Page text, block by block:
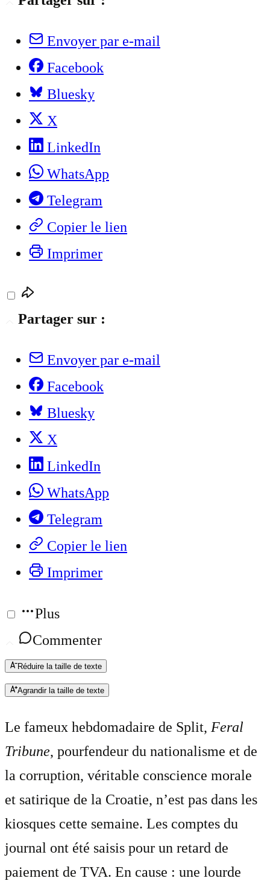
Envoyer par e-mail
Facebook
Bluesky
X
LinkedIn
WhatsApp
Telegram
Copier le lien
Imprimer
Partager sur :
Envoyer par e-mail
Facebook
Bluesky
X
LinkedIn
WhatsApp
Telegram
Copier le lien
Imprimer
Plus
Commenter
Réduire la taille de texte
Agrandir la taille de texte
Le fameux hebdomadaire de Split, Feral
Tribune, pourfendeur du nationalisme et de
la corruption, véritable conscience morale
et satirique de la Croatie, n’est pas dans les
kiosques cette semaine. Les comptes du
journal ont été saisis pour un retard de
paiement de TVA. En cause : une lourde